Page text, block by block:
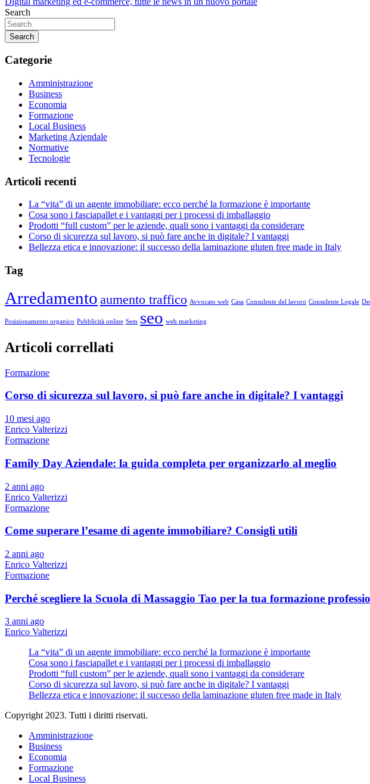
articoli
Search
Search
Categorie
Amministrazione
Business
Economia
Formazione
Local Business
Marketing Aziendale
Normative
Tecnologie
Articoli recenti
La “vita” di un agente immobiliare: ecco perché la formazione è importante
Cosa sono i fasciapallet e i vantaggi per i processi di imballaggio
Prodotti “full custom” per le aziende, quali sono i vantaggi da considerare
Corso di sicurezza sul lavoro, si può fare anche in digitale? I vantaggi
Bellezza etica e innovazione: il successo della laminazione gluten free made in Italy
Tag
Arredamento aumento traffico Avvocato web Casa Consulente del lavoro Consulente Legale
Posizionamento organico Pubblicità online Sem seo web marketing
Articoli correllati
Formazione
Corso di sicurezza sul lavoro, si può fare anche in digitale? I vantaggi
10 mesi ago
Enrico Valterizzi
Formazione
Family Day Aziendale: la guida completa per organizzarlo al meglio
2 anni ago
Enrico Valterizzi
Formazione
Come superare l’esame di agente immobiliare? Consigli utili
2 anni ago
Enrico Valterizzi
Formazione
Perché scegliere la Scuola di Massaggio Tao per la tua formazione
3 anni ago
Enrico Valterizzi
La “vita” di un agente immobiliare: ecco perché la formazione è importante
Cosa sono i fasciapallet e i vantaggi per i processi di imballaggio
Prodotti “full custom” per le aziende, quali sono i vantaggi da considerare
Corso di sicurezza sul lavoro, si può fare anche in digitale? I vantaggi
Bellezza etica e innovazione: il successo della laminazione gluten free made in Italy
Copyright 2023. Tutti i diritti riservati.
Amministrazione
Business
Economia
Formazione
Local Business